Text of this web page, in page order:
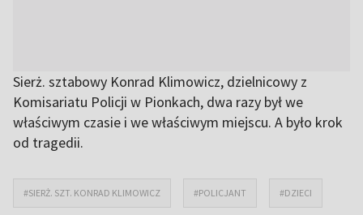
Sierż. sztabowy Konrad Klimowicz, dzielnicowy z
Komisariatu Policji w Pionkach, dwa razy był we
właściwym czasie i we właściwym miejscu. A było krok
od tragedii.
#SIERŻ. SZT. KONRAD KLIMOWICZ #POLICJANT #DZIECI